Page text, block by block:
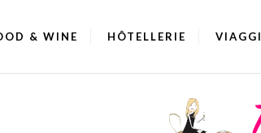
& WINE HÔTELLERIE VIAGGI